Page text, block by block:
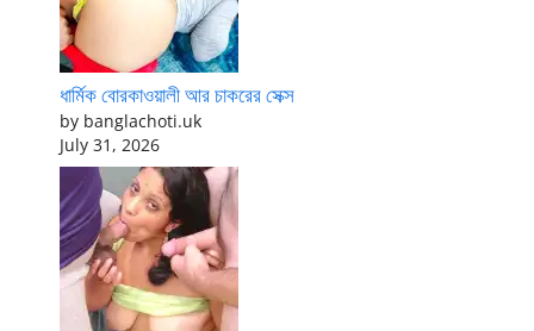
ধার্মিক বোরকাওয়ালী আর চাকরের সেক্স
by banglachoti.uk
July 31, 2026